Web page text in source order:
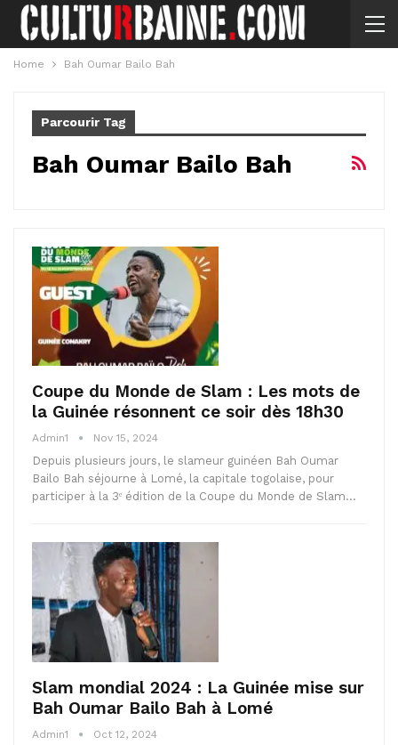
Home Bah Oumar Bailo Bah
Parcourir Tag
Bah Oumar Bailo Bah
Coupe du Monde de Slam : Les mots de
la Guinée résonnent ce soir dès 18h30
Admin1 Nov 15, 2024
Depuis plusieurs jours, le slameur guinéen Bah Oumar
Bailo Bah séjourne à Lomé, la capitale togolaise, pour
participer à la 3ᵉ édition de la Coupe du Monde de Slam…
Slam mondial 2024 : La Guinée mise sur
Bah Oumar Bailo Bah à Lomé
Admin1 Oct 12, 2024